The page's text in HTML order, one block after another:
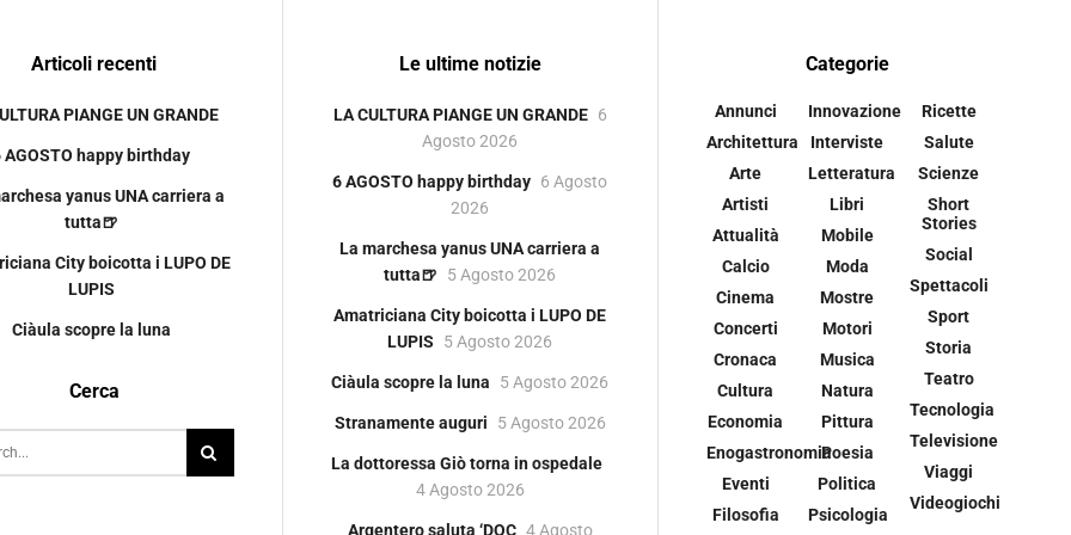
Articoli recenti
PIANGE UN GRANDE
AGOSTO happy birthday
yanus UNA carriera a
tutta🍺
City boicotta i LUPO DE
LUPIS
Ciàula scopre la luna
Cerca
Le ultime notizie
LA CULTURA PIANGE UN GRANDE 6
Agosto 2026
6 AGOSTO happy birthday 6 Agosto
2026
La marchesa yanus UNA carriera a
tutta🍺
5 Agosto 2026
Amatriciana City boicotta i LUPO DE
LUPIS
5 Agosto 2026
Ciàula scopre la luna 5 Agosto 2026
Stranamente auguri 5 Agosto 2026
La dottoressa Giò torna in ospedale
4 Agosto 2026
Argentero saluta ‘DOC 4 Agosto
Categorie
Annunci
Architettura
Arte
Artisti
Attualità
Calcio
Cinema
Concerti
Cronaca
Cultura
Economia
Enogastronomia
Eventi
Filosofia
Innovazione
Interviste
Letteratura
Libri
Mobile
Moda
Mostre
Motori
Musica
Natura
Pittura
Poesia
Politica
Psicologia
Ricette
Salute
Scienze
Short
Stories
Social
Spettacoli
Sport
Storia
Teatro
Tecnologia
Televisione
Viaggi
Videogiochi